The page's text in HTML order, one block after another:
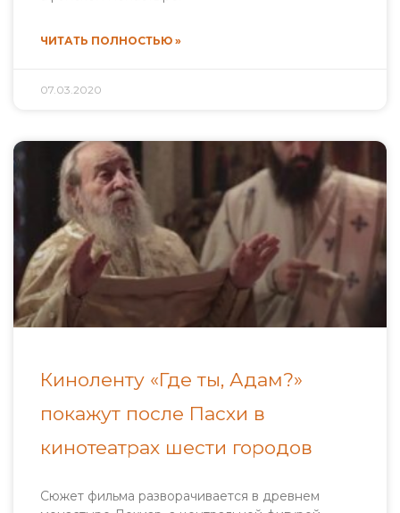
ЧИТАТЬ ПОЛНОСТЬЮ »
07.03.2020
Киноленту «Где ты, Адам?»
покажут после Пасхи в
кинотеатрах шести городов
Сюжет фильма разворачивается в древнем